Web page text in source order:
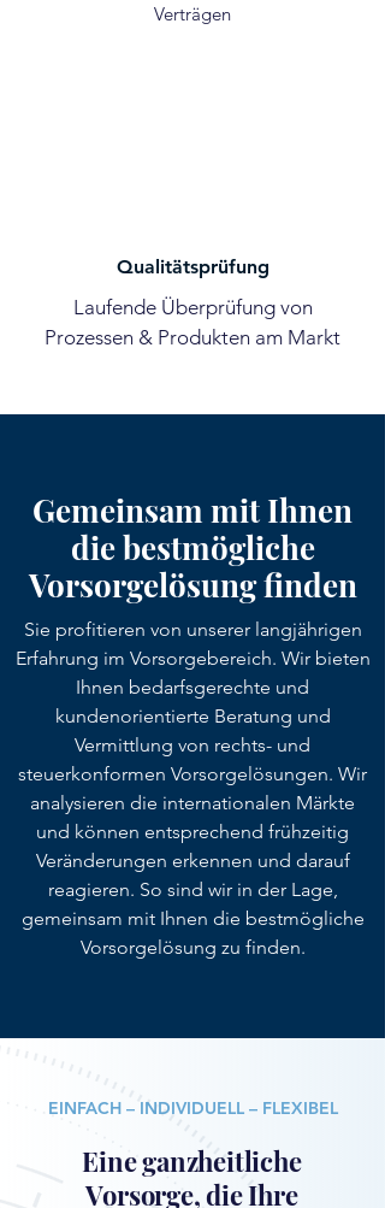
Verträgen
Qualitätsprüfung
Laufende Überprüfung von
Prozessen & Produkten am Markt
Gemeinsam mit Ihnen
die bestmögliche
Vorsorgelösung finden
Sie profitieren von unserer langjährigen
Erfahrung im Vorsorgebereich. Wir bieten
Ihnen bedarfsgerechte und
kundenorientierte Beratung und
Vermittlung von rechts- und
steuerkonformen Vorsorgelösungen. Wir
analysieren die internationalen Märkte
und können entsprechend frühzeitig
Veränderungen erkennen und darauf
reagieren. So sind wir in der Lage,
gemeinsam mit Ihnen die bestmögliche
Vorsorgelösung zu finden.
EINFACH – INDIVIDUELL – FLEXIBEL
Eine ganzheitliche
Vorsorge, die Ihre